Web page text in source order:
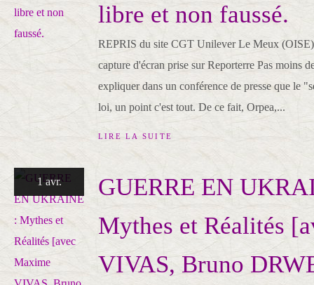
libre et non faussé.
REPRIS du site CGT Unilever Le Meux
capture d'écran prise sur Reporterre Pas moins
expliquer dans un conférence de presse que le
loi, un point c'est tout. De ce fait, Orpea,...
LIRE LA SUITE
1 avr.
GUERRE EN
Mythes et Réalités
VIVAS, Bruno